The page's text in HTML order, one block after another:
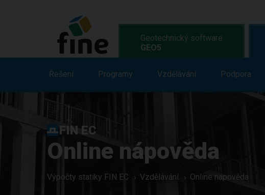
Geotechnický software
GEO5
Řešení Vlastnosti Programy Vzdělávání
Řešení Programy Vzdělávání Podpora
FIN EC
Online nápověda
Výpočty statiky FIN EC Vzdělávání Online nápověda